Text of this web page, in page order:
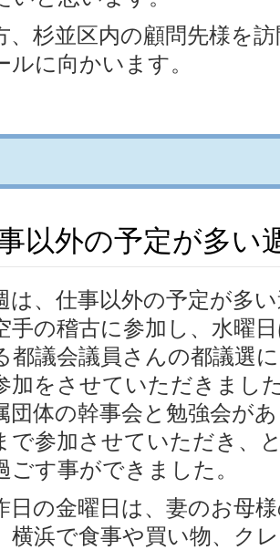
、杉並区内の顧問先様を
ルに向かいます。
以外の予定が多い
は、仕事以外の予定が多
手の稽古に参加し、水曜
都議会議員さんの都議選
加をさせていただきまし
団体の幹事会と勉強会が
で参加させていただき、
ごす事ができました。
日の金曜日は、妻のお母
横浜で食事や買い物、ク